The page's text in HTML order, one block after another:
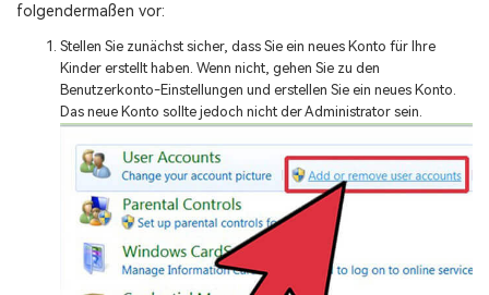
folgendermaßen vor:
Stellen Sie zunächst sicher, dass Sie ein neues Konto für Ihre
Kinder erstellt haben. Wenn nicht, gehen Sie zu den
Benutzerkonto-Einstellungen und erstellen Sie ein neues Konto.
Das neue Konto sollte jedoch nicht der Administrator sein.